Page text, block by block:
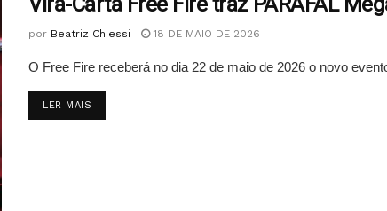
por Beatriz Chiessi 18 DE MAIO DE 2026
O Free Fire receberá no dia 22 de maio de 2026 o novo
LER MAIS